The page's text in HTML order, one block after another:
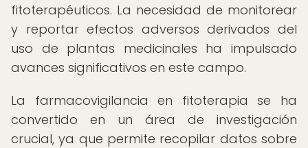
fitoterapéuticos. La necesidad de monitorear
y reportar efectos adversos derivados del
uso de plantas medicinales ha impulsado
avances significativos en este campo.
La farmacovigilancia en fitoterapia se ha
convertido en un área de investigación
crucial, ya que permite recopilar datos sobre